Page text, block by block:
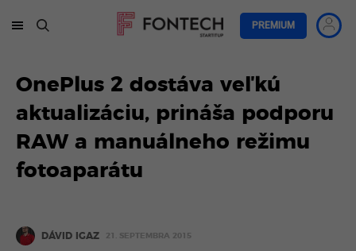
PREMIUM
OnePlus 2 dostáva veľkú
aktualizáciu, prináša podporu
RAW a manuálneho režimu
fotoaparátu
DÁVID IGAZ 21. SEPTEMBRA 2015